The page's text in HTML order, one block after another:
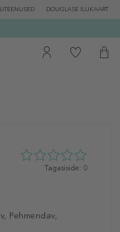
DOUGLASE ILUKAART
Pehmendav,
0
Tagasiside: 0